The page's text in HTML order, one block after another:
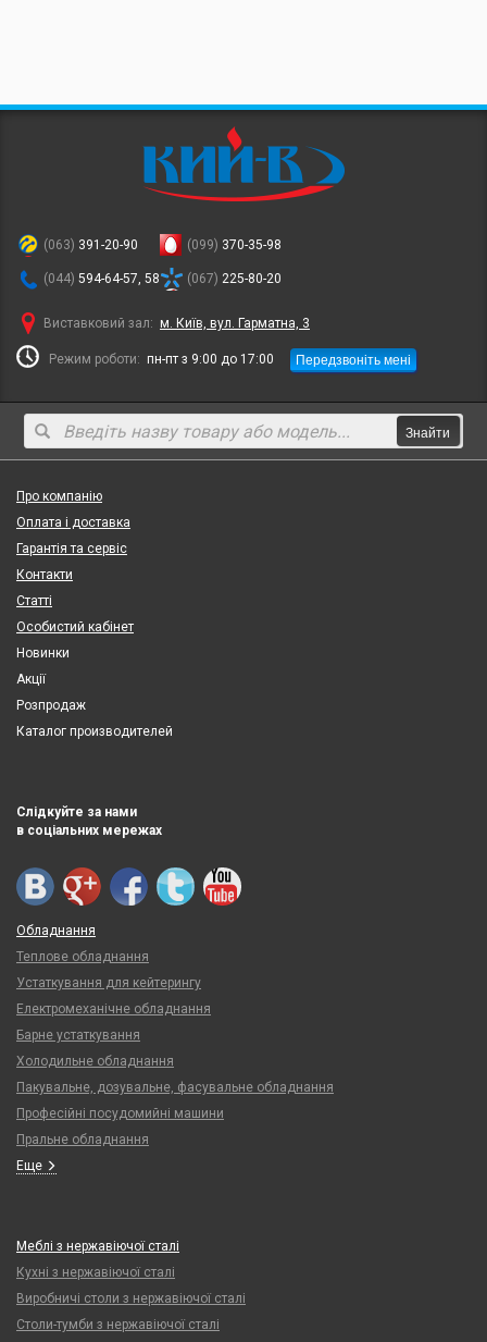
(063) 391-20-90
(044) 594-64-57, 58
(099) 370-35-98
(067) 225-80-20
Виставковий зал: м. Київ, вул. Гарматна, 3
Режим роботи: пн-пт з 9:00 до 17:00 Передзвоніть мені
Знайти
Про компанію
Оплата і доставка
Гарантія та сервіс
Контакти
Статті
Особистий кабінет
Новинки
Акції
Розпродаж
Каталог производителей
Слідкуйте за нами
в соціальних мережах
Обладнання
Теплове обладнання
Устаткування для кейтерингу
Електромеханічне обладнання
Барне устаткування
Холодильне обладнання
Пакувальне, дозувальне, фасувальне обладнання
Професійні посудомийні машини
Пральне обладнання
Еще
Меблі з нержавіючої сталі
Кухні з нержавіючої сталі
Виробничі столи з нержавіючої сталі
Столи-тумби з нержавіючої сталі